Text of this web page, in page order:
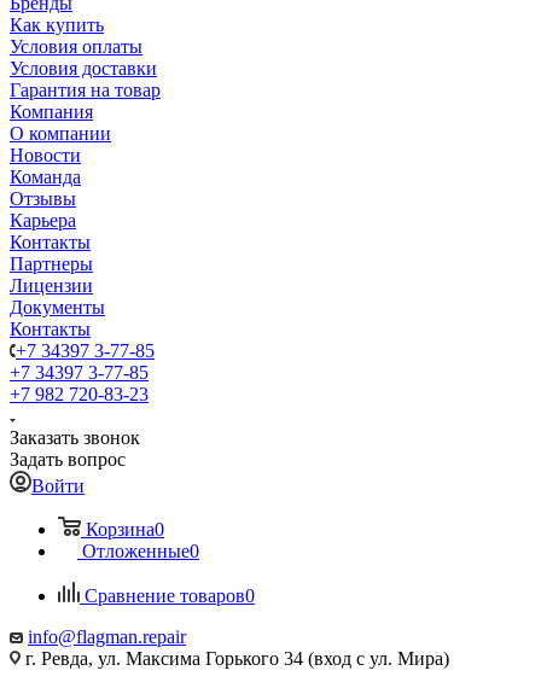
Как купить
Условия оплаты
Условия доставки
Гарантия на товар
Компания
О компании
Новости
Команда
Отзывы
Карьера
Контакты
Партнеры
Лицензии
Документы
Контакты
+7 34397 3-77-85
+7 34397 3-77-85
+7 982 720-83-23
Заказать звонок
Задать вопрос
Войти
Корзина0
Отложенные0
Сравнение товаров0
info@flagman.repair
г. Ревда, ул. Максима Горького 34 (вход с ул. Мира)